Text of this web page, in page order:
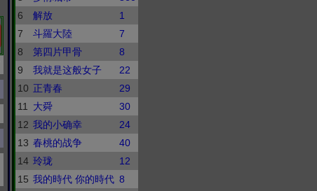
6
解放
1
7
斗羅大陸
7
8
第四片甲骨
8
9
我就是这般女子
22
10 正青春
29
11
大舜
30
12 我的小确幸
24
13 春桃的战争
40
14 玲珑
12
15 我的時代 你的時代 8